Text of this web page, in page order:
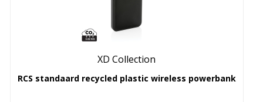
XD Collection
RCS standaard recycled plastic wireless powerbank